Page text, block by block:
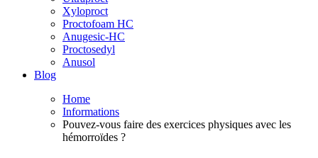
Xyloproct
Proctofoam HC
Anugesic-HC
Proctosedyl
Anusol
Blog
Home
Informations
Pouvez-vous faire des exercices physiques avec les
hémorroïdes ?